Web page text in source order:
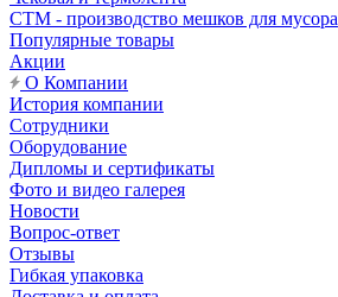
СТМ - производство мешков для мусора
Популярные товары
Акции
О Компании
История компании
Сотрудники
Оборудование
Дипломы и сертификаты
Фото и видео галерея
Новости
Вопрос-ответ
Отзывы
Гибкая упаковка